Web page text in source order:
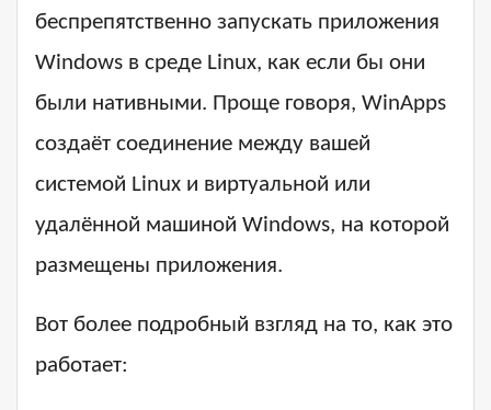
беспрепятственно запускать приложения
Windows в среде Linux, как если бы они
были нативными. Проще говоря, WinApps
создаёт соединение между вашей
системой Linux и виртуальной или
удалённой машиной Windows, на которой
размещены приложения.
Вот более подробный взгляд на то, как это
работает: